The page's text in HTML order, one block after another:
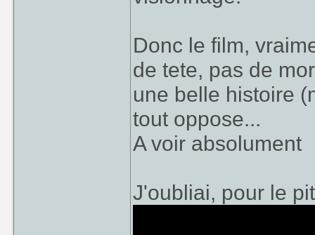
Donc le film,
de tete, pas de
une belle histoire
tout oppose...
A voir absolument
J'oubliai, pour le